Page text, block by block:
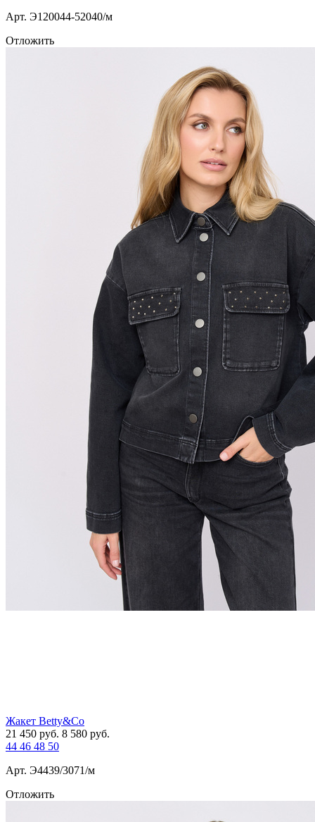
Арт. Э120044-52040/м
Отложить
Жакет Betty&Co
21 450 руб. 8 580 руб.
44 46 48 50
Арт. Э4439/3071/м
Отложить